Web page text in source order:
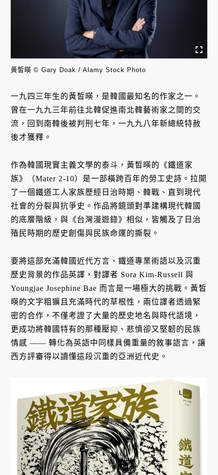
黃皙暎 © Gary Doak / Alamy Stock Photo
一九四三年生的黃皙暎，是韓國最知名的作家之一。
曾在一九九三年前往北韓促進南北韓藝術家之間的交
流，回到南韓後被判刑七年，一九九八年新總統特赦
後才獲釋。
作為韓國現實主義文學的泰斗，黃皙暎的《鐵道家
族》（Mater 2-10）是一部橫跨百年的勞工史詩。拉開
了一個鐵道工人家族歷經日治時期、韓戰、直到現代
社會的分裂與抗爭史。作品將鏡頭對準建構現代韓國
的底層階級，與《台灣漫遊錄》相似，皆觸及了日治
殖民時期的歷史創傷與民族命運的撕裂。
要將這部充滿韓國近代方言、鐵道專業術語以及沉重
歷史背景的作品英譯，對譯者 Sora Kim-Russell 與
Youngjae Josephine Bae 而言是一場極大的挑戰。黃皙
暎的文字粗獷且充滿時代的草根性，兩位譯者透過緊
密的合作，不僅考證了大量的歷史地名與時代語境，
更成功將韓國特有的那種壓抑、悲憤卻又堅韌的民族
情感 —— 轉化為英語中同樣具備重量的敘事語言，讓
西方評審得以讀懂這段沉重的亞洲近代史。